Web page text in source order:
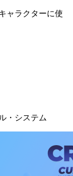
ャラクターに使
・システム